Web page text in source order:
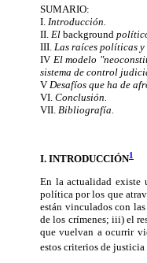
SUMARIO:
I. Introducción.
II. El background
III. Las raíces políticas
IV El modelo
sistema de control
V Desafíos que ha de
VI. Conclusión.
VII. Bibliografía.
I. INTRODUCCIÓN1
En la actualidad existe
política por los que
están vinculados con
de los crímenes; iii) el
que vuelvan a ocurrir
estos criterios de